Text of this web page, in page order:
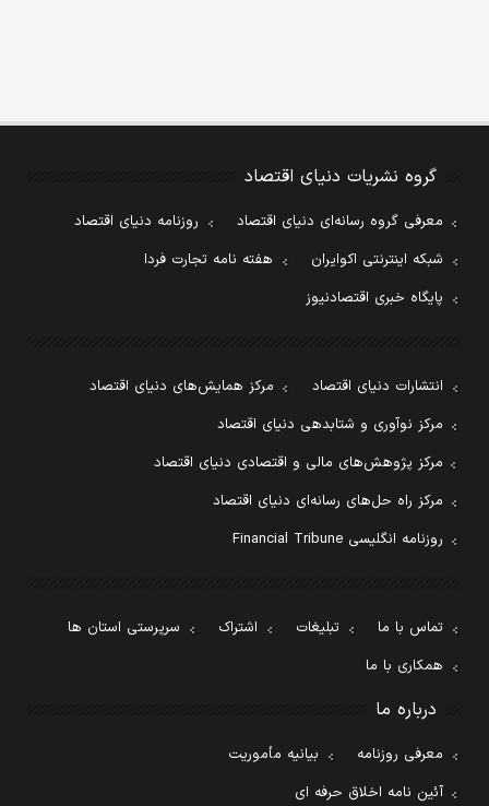
گروه نشریات دنیای اقتصاد
معرفی گروه رسانه‌ای دنیای اقتصاد
روزنامه دنیای اقتصاد
شبکه اینترنتی اکوایران
هفته نامه تجارت فردا
پایگاه خبری اقتصادنیوز
انتشارات دنیای اقتصاد
مرکز همایش‌های دنیای اقتصاد
مرکز نوآوری و شتابدهی دنیای اقتصاد
مرکز پژوهش‌های مالی و اقتصادی دنیای اقتصاد
مرکز راه حل‌های رسانه‌ای دنیای اقتصاد
روزنامه انگلیسی Financial Tribune
تماس با ما تبلیغات اشتراک
سرپرستی استان ها
همکاری با ما
درباره ما
معرفی روزنامه
بیانیه مأموریت
آئین نامه اخلاق حرفه ای